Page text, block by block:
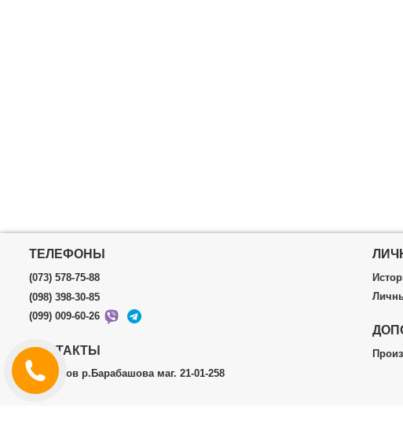
ТЕЛЕФОНЫ
(073) 578-75-88
(098) 398-30-85
(099) 009-60-26
КОНТАКТЫ
г.Харьков р.Барабашова маг. 21-01-258